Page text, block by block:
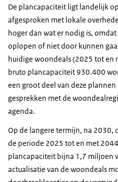
De plancapaciteit ligt landelijk
afgesproken met lokale
hoger dan wat er nodig is,
oplopen of niet door kunnen
huidige woondeals (2025 tot en
bruto plancapaciteit 930.400
een groot deel van deze
gesprekken met de
agenda.
Op de langere termijn, na 2030,
de periode 2025 tot en met
plancapaciteit bijna 1,7 miljoen
actualisatie van de woondeals